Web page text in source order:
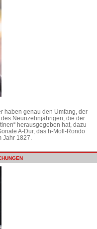
haben genau den Umfang, der
Neunzehnjährigen, die der
herausgegeben hat, dazu
A-Dur, das h-Moll-Rondo
1827.